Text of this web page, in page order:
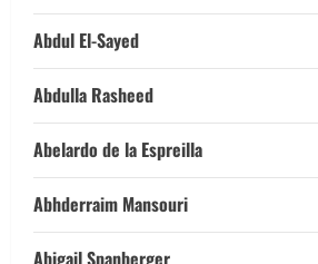
Abdul El-Sayed
Abdulla Rasheed
Abelardo de la Espreilla
Abhderraim Mansouri
Abigail Spanberger